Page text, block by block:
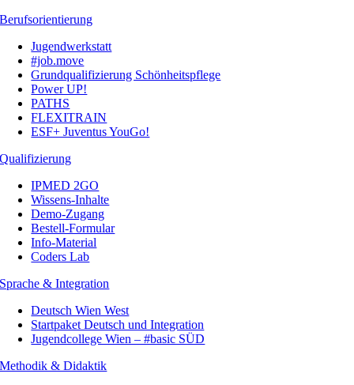
Berufsorientierung
Jugendwerkstatt
#job.move
Grundqualifizierung Schönheitspflege
Power UP!
PATHS
FLEXITRAIN
ESF+ Juventus YouGo!
Qualifizierung
IPMED 2GO
Wissens-Inhalte
Demo-Zugang
Bestell-Formular
Info-Material
Coders Lab
Sprache & Integration
Deutsch Wien West
Startpaket Deutsch und Integration
Jugendcollege Wien – #basic SÜD
Methodik & Didaktik